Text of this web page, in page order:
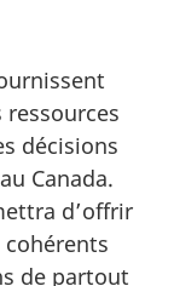
décisions
Canada.
d’offrir
cohérents
de partout